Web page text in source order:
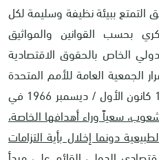
التمتع ببيئة نظيفة وسليمة لكل
بحسب القوانين والمواثيق
الخاص بالحقوق الاقتصادية
الجمعية العامة للأمم المتحدة
2200 ألف (د-21) المؤرخ في 16 كانون الأول / ديسمبر 1966 في
سعياً وراء أهدافها الخاصة،
دونما إخلال بأية التزامات